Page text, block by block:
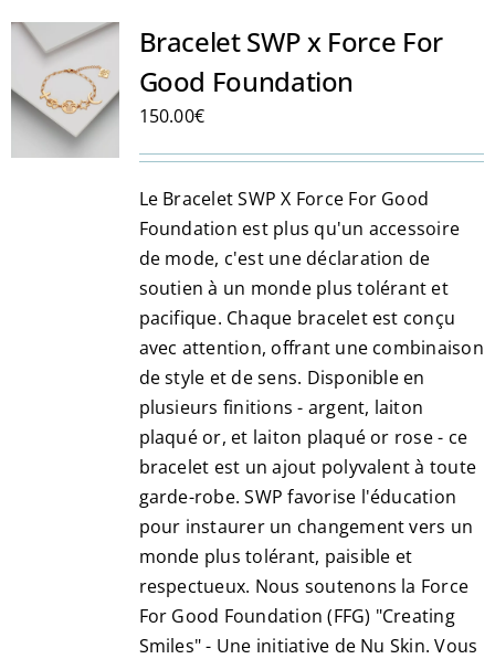
Les
peuvent
choisies
la
page
du
produit
Bracelet SWP x Force For
Good Foundation
150.00€
Le Bracelet SWP X Force For Good
Foundation est plus qu'un accessoire
de mode, c'est une déclaration de
soutien à un monde plus tolérant et
pacifique. Chaque bracelet est conçu
avec attention, offrant une combinaison
de style et de sens. Disponible en
plusieurs finitions - argent, laiton
plaqué or, et laiton plaqué or rose - ce
bracelet est un ajout polyvalent à toute
garde-robe. SWP favorise l'éducation
pour instaurer un changement vers un
monde plus tolérant, paisible et
respectueux. Nous soutenons la Force
For Good Foundation (FFG) "Creating
Smiles" - Une initiative de Nu Skin. Vous